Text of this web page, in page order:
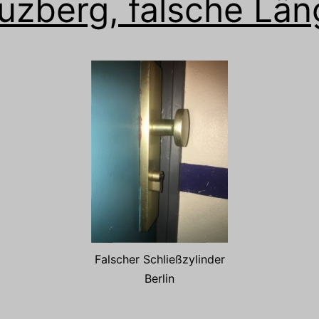
falsche
Falscher Schließzylinder
Berlin